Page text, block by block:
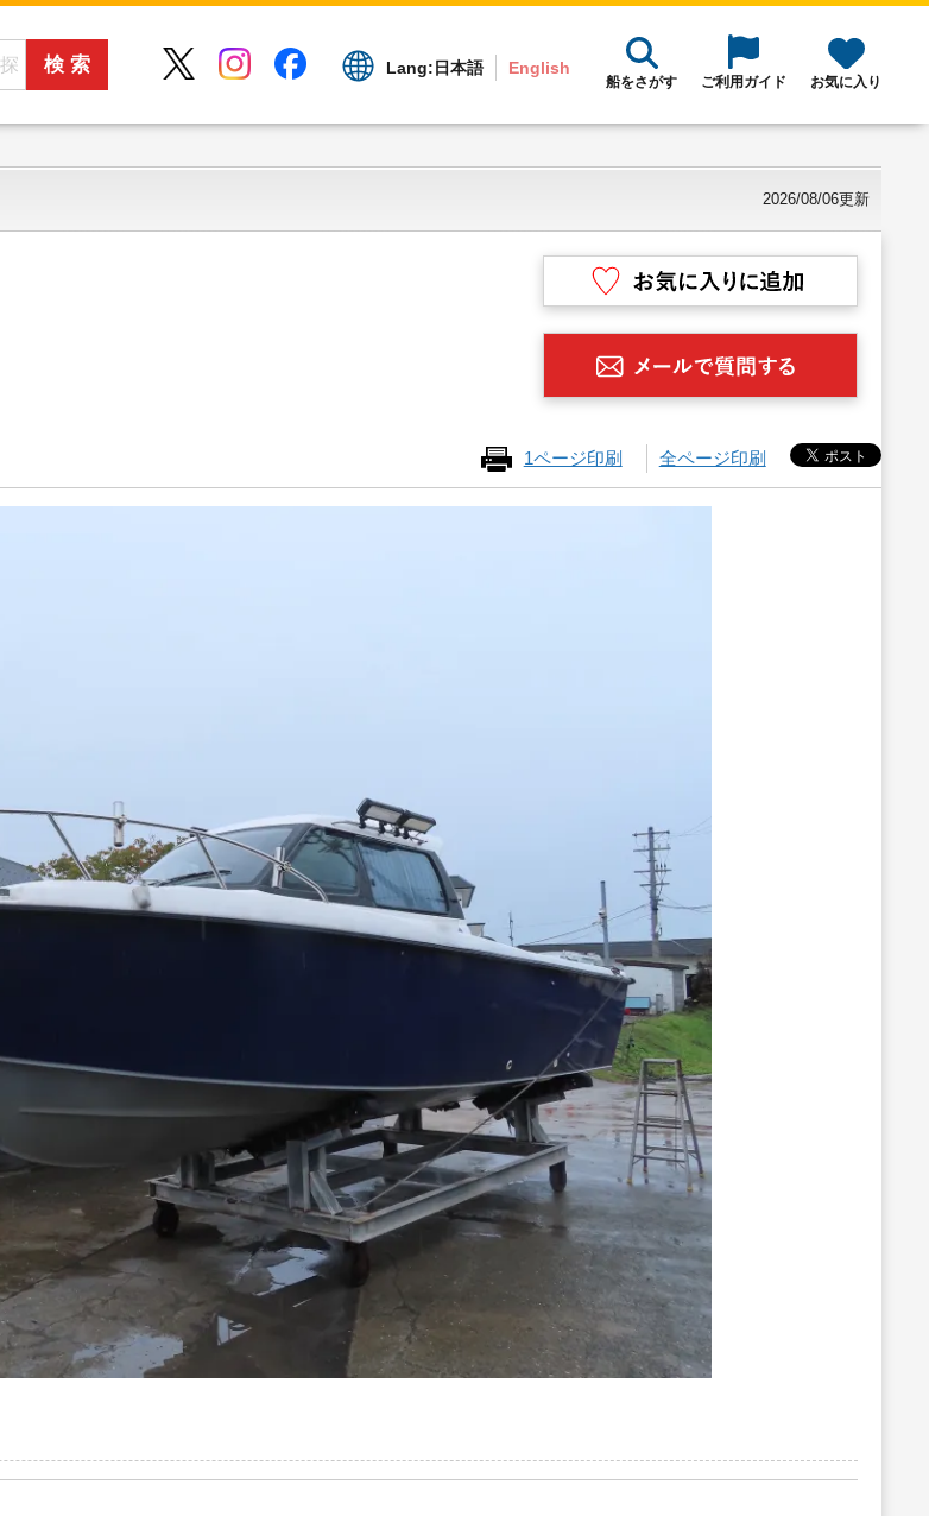
Lang: 日本語 English
船をさがす ご利用ガイド お気に入り
2026/08/06更新
1ページ印刷 全ページ印刷